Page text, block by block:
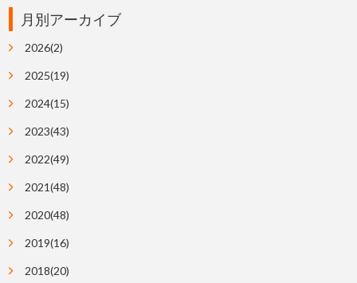
月別アーカイブ
2026(2)
2025(19)
2024(15)
2023(43)
2022(49)
2021(48)
2020(48)
2019(16)
2018(20)